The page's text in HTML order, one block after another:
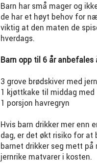
Barn har små mager og
de har et høyt behov for
viktig at den maten de
hverdags.
Barn opp til 6 år anbefales
3 grove brødskiver med
1 kjøttkake til middag
1 porsjon havregryn
Hvis barn drikker mer enn
dag, er det økt risiko for
barnet drikker seg mett på
jernrike matvarer i kosten.